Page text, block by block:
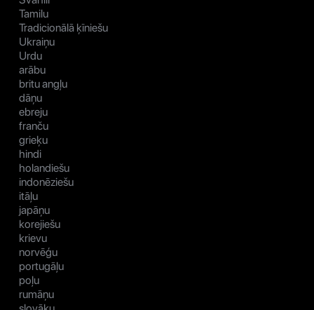
Tamilu
Tradicionālā ķīniešu
Ukraiņu
Urdu
arābu
britu angļu
dāņu
ebreju
franču
grieķu
hindi
holandiešu
indonēziešu
itāļu
japāņu
korejiešu
krievu
norvēģu
portugāļu
poļu
rumāņu